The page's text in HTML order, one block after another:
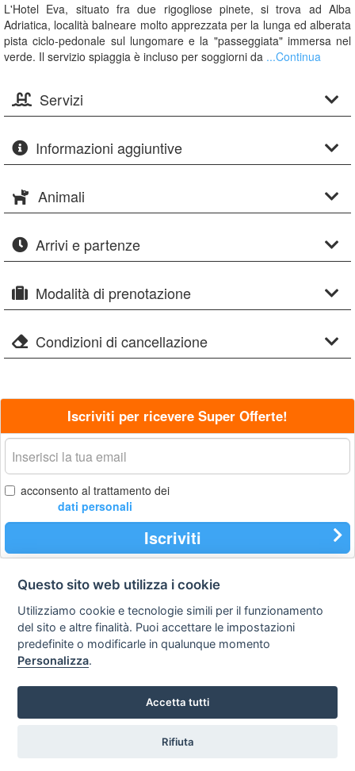
L'Hotel Eva, situato fra due rigogliose pinete, si trova ad Alba
Adriatica, località balneare molto apprezzata per la lunga ed alberata
pista ciclo-pedonale sul lungomare e la "passeggiata" immersa nel
verde. Il servizio spiaggia è incluso per soggiorni da ...Continua
Servizi
Informazioni aggiuntive
Animali
Arrivi e partenze
Modalità di prenotazione
Condizioni di cancellazione
Iscriviti per ricevere Super Offerte!
La
tua
email
acconsento al trattamento dei
dati personali
Iscriviti
Contatti
Privacy
policy
legale
Preferenze cookie
STA Sunny Travel Agency
via A. Costa n° 2 - 63822 P. S. Giorgio (FM)
Questo sito web utilizza i cookie
Utilizziamo cookie e tecnologie simili per il funzionamento
del sito e altre finalità. Puoi accettare le impostazioni
predefinite o modificarle in qualunque momento
Personalizza.
Accetta tutti
Rifiuta